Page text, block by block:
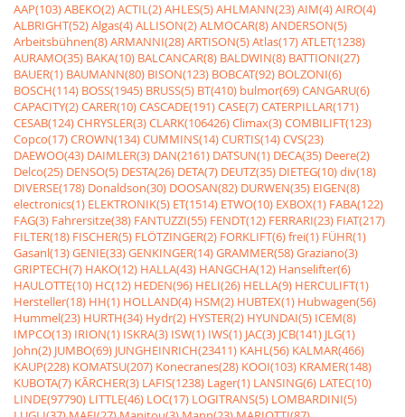
AAP(103)ABEKO(2)ACTIL(2)AHLES(5)AHLMANN(23)AIM(4)AIRO(4)
ALBRIGHT(52)Algas(4)ALLISON(2)ALMOCAR(8)ANDERSON(5)
Arbeitsbühnen(8)ARMANNI(28)ARTISON(5)Atlas(17)ATLET(1238)
AURAMO(35) BAKA(10) BALCANCAR(8) BALDWIN(8) BATTIONI(27)
BAUER(1) BAUMANN(80) BISON(123) BOBCAT(92) BOLZONI(6)
BOSCH(114) BOSS(1945) BRUSS(5) BT(410) bulmor(69)CANGARU(6)
CAPACITY(2)CARER(10)CASCADE(191)CASE(7)CATERPILLAR(171)
CESAB(124)CHRYSLER(3)CLARK(106426)Climax(3)COMBILIFT(123)
Copco(17)CROWN(134)CUMMINS(14)CURTIS(14)CVS(23)
DAEWOO(43) DAIMLER(3) DAN(2161) DATSUN(1) DECA(35) Deere(2)
Delco(25) DENSO(5) DESTA(26) DETA(7) DEUTZ(35) DIETEG(10)div(18)
DIVERSE(178) Donaldson(30) DOOSAN(82) DURWEN(35) EIGEN(8)
electronics(1) ELEKTRONIK(5) ET(1514) ETWO(10) EXBOX(1) FABA(122)
FAG(3) Fahrersitze(38) FANTUZZI(55) FENDT(12) FERRARI(23) FIAT(217)
FILTER(18) FISCHER(5) FLÖTZINGER(2) FORKLIFT(6)frei(1) FÜHR(1)
Gasanl(13)GENIE(33)GENKINGER(14)GRAMMER(58)Graziano(3)
GRIPTECH(7) HAKO(12) HALLA(43) HANGCHA(12) Hanselifter(6)
HAULOTTE(10) HC(12) HEDEN(96) HELI(26) HELLA(9) HERCULIFT(1)
Hersteller(18) HH(1) HOLLAND(4) HSM(2) HUBTEX(1) Hubwagen(56)
Hummel(23) HURTH(34) Hydr(2) HYSTER(2) HYUNDAI(5) ICEM(8)
IMPCO(13) IRION(1) ISKRA(3) ISW(1) IWS(1) JAC(3) JCB(141) JLG(1)
John(2) JUMBO(69) JUNGHEINRICH(23411) KAHL(56) KALMAR(466)
KAUP(228) KOMATSU(207) Konecranes(28) KOOI(103) KRAMER(148)
KUBOTA(7) KÃRCHER(3) LAFIS(1238) Lager(1) LANSING(6) LATEC(10)
LINDE(97790) LITTLE(46) LOC(17) LOGITRANS(5) LOMBARDINI(5)